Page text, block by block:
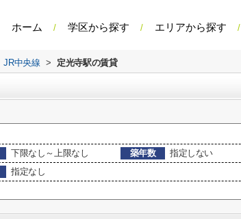
ホーム 学区から探す エリアから探す
JR中央線 > 定光寺駅の賃貸
下限なし～上限なし 築年数
指定しない
指定なし